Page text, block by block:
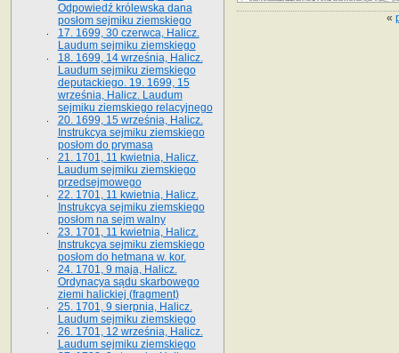
«
Odpowiedź królewska dana
posłom sejmiku ziemskiego
17. 1699, 30 czerwca, Halicz.
Laudum sejmiku ziemskiego
18. 1699, 14 września, Halicz.
Laudum sejmiku ziemskiego
deputackiego. 19. 1699, 15
września, Halicz. Laudum
sejmiku ziemskiego relacyjnego
20. 1699, 15 września, Halicz.
Instrukcya sejmiku ziemskiego
posłom do prymasa
21. 1701, 11 kwietnia, Halicz.
Laudum sejmiku ziemskiego
przedsejmowego
22. 1701, 11 kwietnia, Halicz.
Instrukcya sejmiku ziemskiego
posłom na sejm walny
23. 1701, 11 kwietnia, Halicz.
Instrukcya sejmiku ziemskiego
posłom do hetmana w. kor.
24. 1701, 9 maja, Halicz.
Ordynacya sądu skarbowego
ziemi halickiej (fragment)
25. 1701, 9 sierpnia, Halicz.
Laudum sejmiku ziemskiego
26. 1701, 12 września, Halicz.
Laudum sejmiku ziemskiego